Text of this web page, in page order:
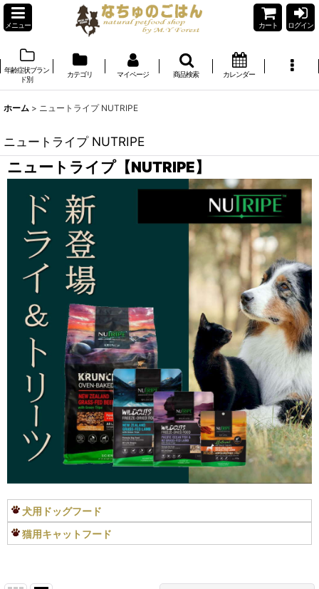
メニュー カート ログイン
年齢症状ブラン
ド別
カテゴリ マイページ 商品検索 カレンダー
ホーム > ニュートライプ NUTRIPE
ニュートライプ NUTRIPE
ニュートライプ【NUTRIPE】
犬用ドッグフード
猫用キャットフード